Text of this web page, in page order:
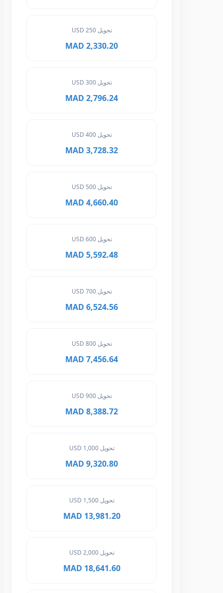
تحويل 250 USD
2,330.20 MAD
تحويل 300 USD
2,796.24 MAD
تحويل 400 USD
3,728.32 MAD
تحويل 500 USD
4,660.40 MAD
تحويل 600 USD
5,592.48 MAD
تحويل 700 USD
6,524.56 MAD
تحويل 800 USD
7,456.64 MAD
تحويل 900 USD
8,388.72 MAD
تحويل 1,000 USD
9,320.80 MAD
تحويل 1,500 USD
13,981.20 MAD
تحويل 2,000 USD
18,641.60 MAD